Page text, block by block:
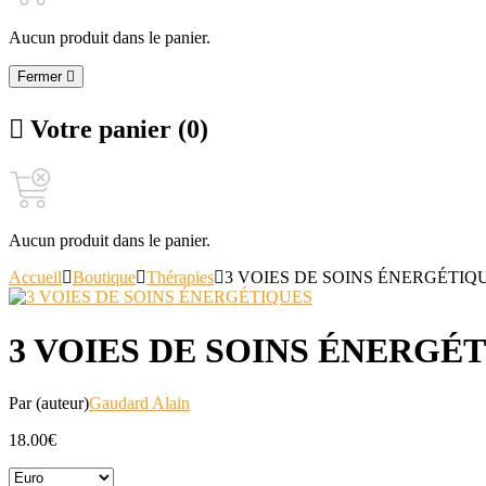
Aucun produit dans le panier.
Fermer
Votre panier (0)
Aucun produit dans le panier.
Accueil
Boutique Thérapies 3 VOIES DE SOINS
3 VOIES DE SOINS
Par (auteur)Gaudard Alain
18.00€